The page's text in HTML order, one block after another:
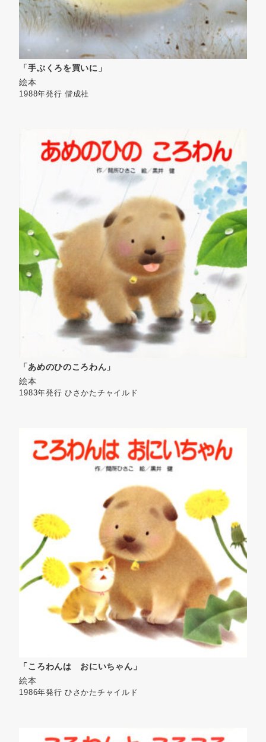
「手ぶくろを買いに」
絵本
1988年発行 偕成社
「あめのひのころわん」
絵本
1983年発行 ひさかたチャイルド
「ころわんは おにいちゃん」
絵本
1986年発行 ひさかたチャイルド